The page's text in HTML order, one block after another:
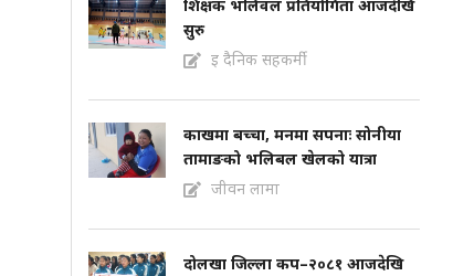
शिक्षक भलिवल प्रतियोगिता आजदेखि
सुरु
इ दैनिक सहकर्मी
काखमा बच्चा, मनमा सपनाः सोनीया
तामाङको भलिबल खेलको यात्रा
जीवन लामा
दोलखा जिल्ला कप–२०८१ आजदेखि